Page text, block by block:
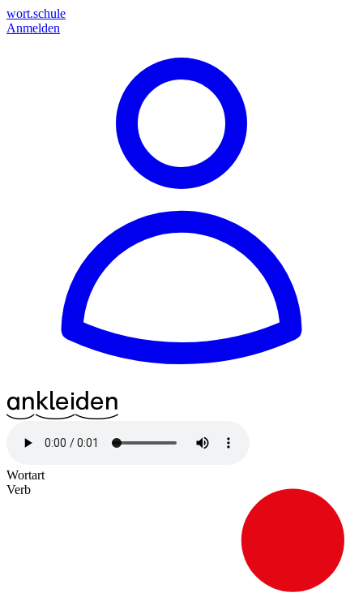
wort.schule
Anmelden
^13an^19klei^21den
Wortart
Verb